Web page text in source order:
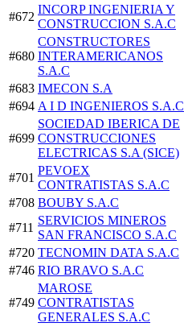
#672
INCORP INGENIERIA Y
CONSTRUCCION S.A.C
#680
CONSTRUCTORES
INTERAMERICANOS
S.A.C
#683 IMECON S.A
#694 A I D INGENIEROS S.A.C
#699
SOCIEDAD IBERICA DE
CONSTRUCCIONES
ELECTRICAS S.A (SICE)
#701
PEVOEX
CONTRATISTAS S.A.C
#708 BOUBY S.A.C
#711
SERVICIOS MINEROS
SAN FRANCISCO S.A.C
#720 TECNOMIN DATA S.A.C
#746 RIO BRAVO S.A.C
#749
MAROSE
CONTRATISTAS
GENERALES S.A.C